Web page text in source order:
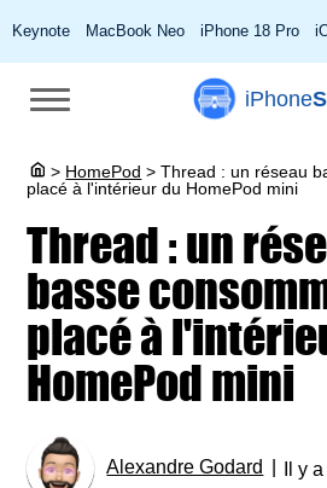
Keynote MacBook Neo iPhone 18 Pro
iPhone
> HomePod > Thread : un réseau
placé à l'intérieur du HomePod mini
Thread : un
basse
placé à
HomePod mini
Alexandre Godard Il y